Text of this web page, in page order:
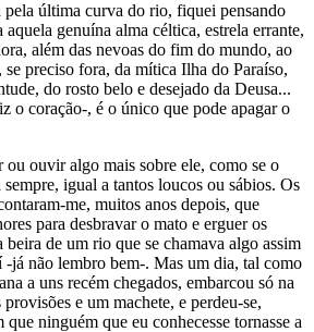
última curva do rio, fiquei pensando
genuína alma céltica, estrela errante,
além das nevoas do fim do mundo, ao
preciso fora, da mítica Ilha do Paraíso,
do rosto belo e desejado da Deusa...
o coração-, é o único que pode apagar o
ou ouvir algo mais sobre ele, como se o
igual a tantos loucos ou sábios. Os
me, muitos anos depois, que
para desbravar o mato e erguer os
beira de um rio que se chamava algo assim
já não lembro bem-. Mas um dia, tal como
a uns recém chegados, embarcou só na
e um machete, e perdeu-se,
que ninguém que eu conhecesse tornasse a